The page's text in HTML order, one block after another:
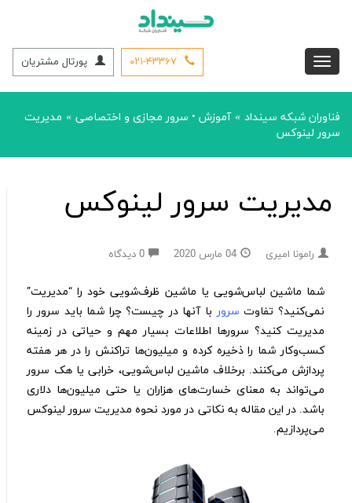
۰۲۱-۴۳۳۶۷ پورتال مشتریان
فناوران شبکه سینداد » آموزش • سرور مجازی و اختصاصی » مدیریت
سرور لینوکس
مدیریت سرور لینوکس
رامونا امیری 04 مارس 2020 0 دیدگاه
شما ماشین لباس‌شویی یا ماشین ظرف‌شویی خود را “مدیریت”
نمی‌کنید؟ تفاوت سرور با آنها در چیست؟ چرا شما باید سرور را
مدیریت کنید؟ سرورها اطلاعات بسیار مهم و حیاتی در زمینه
کسب‌و‌کار شما را ذخیره کرده و میلیون‌ها تراکنش را در هر هفته
پردازش می‌کنند. برخلاف ماشین لباس‌شویی، خرابی یا هک سرور
می‌تواند به معنای خسارت‌های هزاران یا حتی میلیون‌ها دلاری
باشد. در این مقاله به نکاتی در مورد نحوه مدیریت سرور لینوکس
می‌پردازیم.